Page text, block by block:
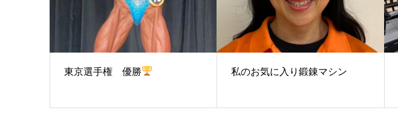
東京選手権 優勝 私のお気に入り鍛錬マシン